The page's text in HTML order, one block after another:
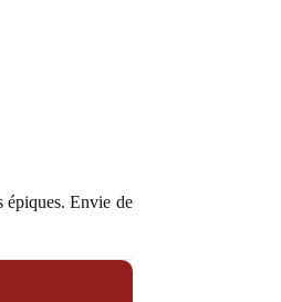
épiques. Envie de